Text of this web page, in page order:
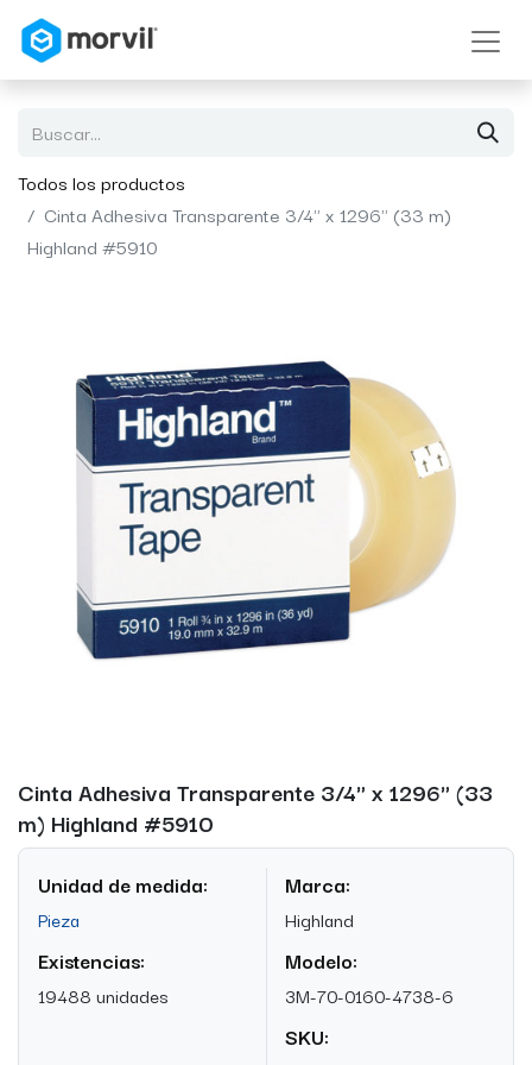
Todos los productos
Cinta Adhesiva Transparente 3/4" x 1296" (33 m)
Highland #5910
Cinta Adhesiva Transparente 3/4" x 1296" (33
m) Highland #5910
Unidad de medida:
Pieza
Existencias:
19488 unidades
Marca:
Highland
Modelo:
3M-70-0160-4738-6
SKU: